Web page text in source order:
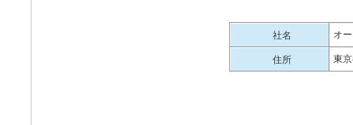
社名 オ
住所 東